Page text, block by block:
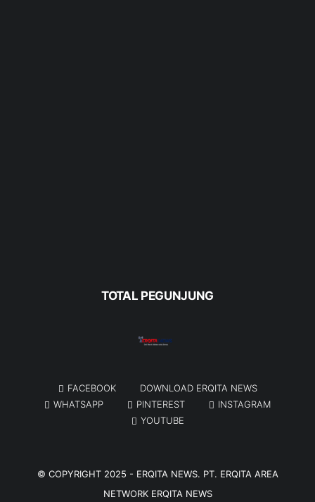
TOTAL PEGUNJUNG
FACEBOOK
DOWNLOAD ERQITA NEWS
WHATSAPP
PINTEREST
INSTAGRAM
YOUTUBE
© COPYRIGHT 2025 - ERQITA NEWS. PT. ERQITA AREA
NETWORK ERQITA NEWS